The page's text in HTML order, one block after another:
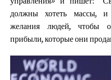
должны хотеть массы, и
желания людей, чтобы
прибыли, которые они